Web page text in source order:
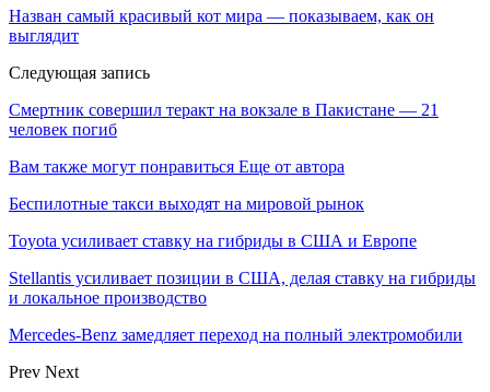
Назван самый красивый кот мира — показываем, как он
выглядит
Следующая запись
Смертник совершил теракт на вокзале в Пакистане — 21
человек погиб
Вам также могут понравиться Еще от автора
Беспилотные такси выходят на мировой рынок
Toyota усиливает ставку на гибриды в США и Европе
Stellantis усиливает позиции в США, делая ставку на гибриды
и локальное производство
Mercedes-Benz замедляет переход на полный электромобили
Prev Next